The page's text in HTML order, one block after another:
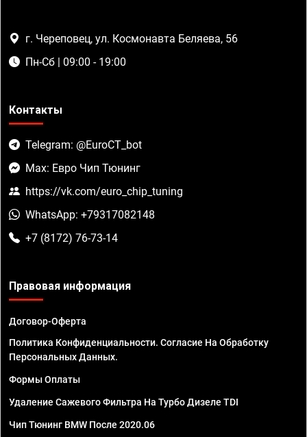
г. Череповец, ул. Космонавта Беляева, 56
Пн-Сб | 09:00 - 19:00
Контакты
Telegram: @EuroCT_bot
Max: Евро Чип Тюнинг
https://vk.com/euro_chip_tuning
WhatsApp: +79317082148
+7 (8172) 76-73-14
Правовая информация
Договор-Оферта
Политика Конфиденциальности. Согласие На Обработку
Персональных Данных.
Формы Оплаты
Удаление Сажевого Фильтра На Турбо Дизеле TDI
Чип Тюнинг BMW После 2020.06